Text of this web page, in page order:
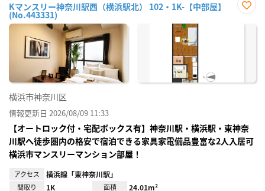
Kマンスリー神奈川駅西（横浜駅北） 102・1K-【中部屋】
(No.443331)
に入
横浜市神奈川区
情報更新日 2026/08/09 11:33
【オートロック付・宅配ボックス有】神奈川駅・横浜駅・東神奈
川駅へ徒歩圏内の格安で宿泊できる家具家電備品豊富な2人入居可
横浜市マンスリーマンション部屋！
アクセス 横浜線「東神奈川駅」
間取り 1K 面積 24.01m²